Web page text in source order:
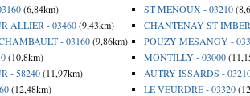
(6,84km)
ALLIER - 03460(9,43km)
- 03160(9,86km)
(10,8km)
- 58240(11,97km)
(12,48km)
ST MENOUX - 03210
CHANTENAY ST
POUZY MESANGY -
MONTILLY - 03000
AUTRY ISSARDS -
LE VEURDRE - 03320